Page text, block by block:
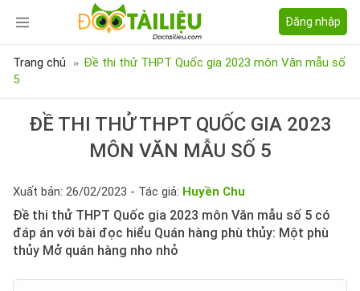
Đăng nhập
Trang chủ
Đề thi thử THPT Quốc gia 2023 môn Văn mẫu số
5
ĐỀ THI THỬ THPT QUỐC GIA 2023
MÔN VĂN MẪU SỐ 5
Xuất bản: 26/02/2023 - Tác giả: Huyền Chu
Đề thi thử THPT Quốc gia 2023 môn Văn mẫu số 5 có
đáp án với bài đọc hiểu Quán hàng phù thủy: Một phù
thủy Mở quán hàng nho nhỏ